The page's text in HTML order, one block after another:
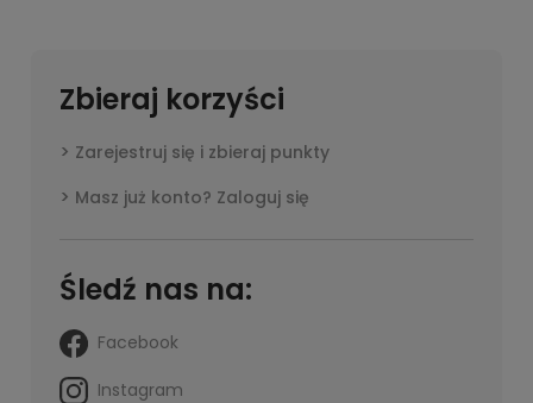
Zbieraj korzyści
Zarejestruj się i zbieraj punkty
Masz już konto? Zaloguj się
Śledź nas na:
Facebook
Instagram